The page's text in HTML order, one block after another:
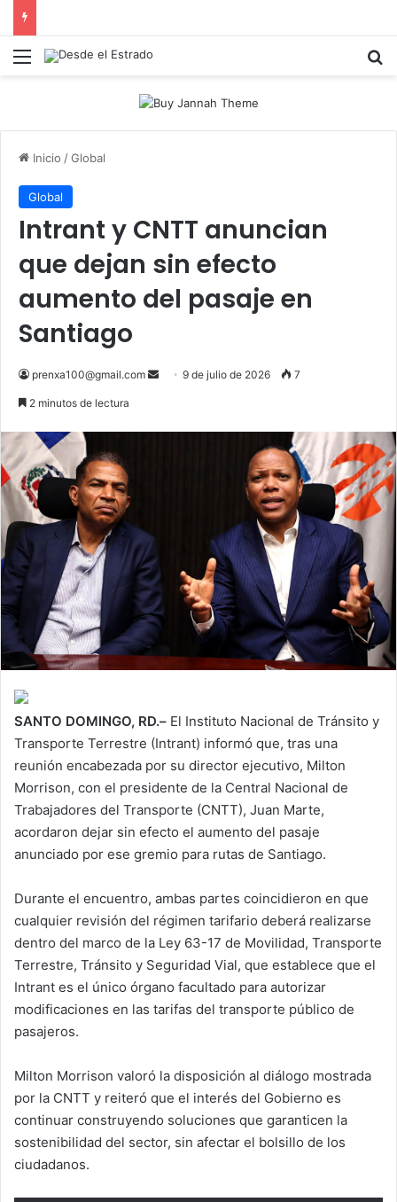
Menú
Inicio /Global
Global
Intrant y CNTT anuncian
que dejan sin efecto
aumento del pasaje en
Santiago
prenxa100@gmail.com
Send9 de julio de 2026 7
2 minutos de lectura
SANTO DOMINGO, RD.– El Instituto Nacional de Tránsito y
Transporte Terrestre (Intrant) informó que, tras una
reunión encabezada por su director ejecutivo, Milton
Morrison, con el presidente de la Central Nacional de
Trabajadores del Transporte (CNTT), Juan Marte,
acordaron dejar sin efecto el aumento del pasaje
anunciado por ese gremio para rutas de Santiago.
Durante el encuentro, ambas partes coincidieron en que
cualquier revisión del régimen tarifario deberá realizarse
dentro del marco de la Ley 63-17 de Movilidad, Transporte
Terrestre, Tránsito y Seguridad Vial, que establece que el
Intrant es el único órgano facultado para autorizar
modificaciones en las tarifas del transporte público de
pasajeros.
Milton Morrison valoró la disposición al diálogo mostrada
por la CNTT y reiteró que el interés del Gobierno es
continuar construyendo soluciones que garanticen la
sostenibilidad del sector, sin afectar el bolsillo de los
ciudadanos.